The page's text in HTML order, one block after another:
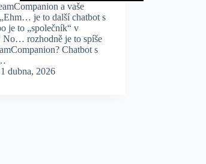
a vaše
je to další chatbot s
je to „společník“ v
No… rozhodně je to spíše
Chatbot s
1 dubna, 2026